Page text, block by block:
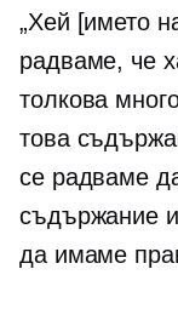
„Хей [името
радваме, че
толкова
това
се радваме
съдържание
да имаме